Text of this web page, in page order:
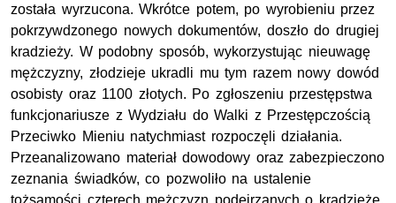
została wyrzucona. Wkrótce potem, po wyrobieniu przez
pokrzywdzonego nowych dokumentów, doszło do drugiej
kradzieży. W podobny sposób, wykorzystując nieuwagę
mężczyzny, złodzieje ukradli mu tym razem nowy dowód
osobisty oraz 1100 złotych. Po zgłoszeniu przestępstwa
funkcjonariusze z Wydziału do Walki z Przestępczością
Przeciwko Mieniu natychmiast rozpoczęli działania.
Przeanalizowano materiał dowodowy oraz zabezpieczono
zeznania świadków, co pozwoliło na ustalenie
tożsamości czterech mężczyzn podejrzanych o kradzieże.